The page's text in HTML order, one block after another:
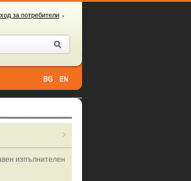
за потребители
изпълнителен